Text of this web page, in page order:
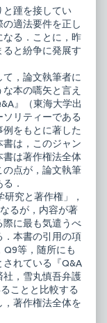
と踵を接してい
適法要件を正し
なる．ことに，昨
と紛争に発展す
，論文執筆者に
本の嚆矢と言え
』（東海大学出
リティーである
をもとに著した
は，このジャン
書は著作権法全体
の点が，論文執筆
．
究と著作権」，
るが，内容が著
に最も気遣うべ
．本書の引用の項
等，随所にも
れている『Q&A
社，雪丸慎吾弁護
ことと比較する
著作権法全体を